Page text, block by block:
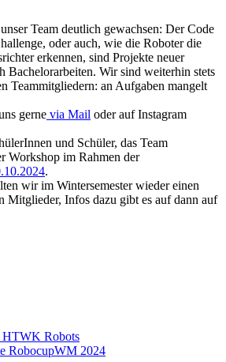
Team deutlich gewachsen: Der Code
oder auch, wie die Roboter die
erkennen, sind Projekte neuer
Bachelorarbeiten. Wir sind weiterhin stets
Teammitgliedern: an Aufgaben mangelt
gerne via Mail oder auf Instagram
und Schüler, das Team
Workshop im Rahmen der
.
wir im Wintersemester wieder einen
Mitglieder, Infos dazu gibt es auf dann auf
HTWK Robots
RobocupWM 2024